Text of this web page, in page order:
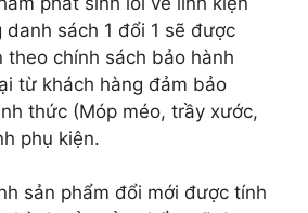
danh sách 1 đổi 1 sẽ được
theo chính sách bảo hành
từ khách hàng đảm bảo
thức (Móp méo, trầy xước,
phụ kiện.
sản phẩm đổi mới được tính